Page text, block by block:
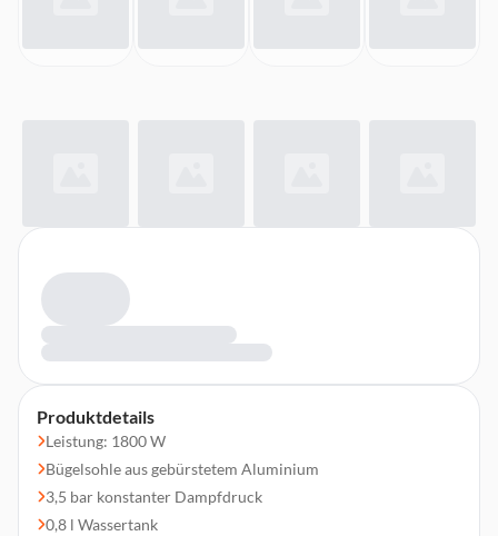
Produktdetails
Leistung: 1800 W
Bügelsohle aus gebürstetem Aluminium
3,5 bar konstanter Dampfdruck
0,8 l Wassertank